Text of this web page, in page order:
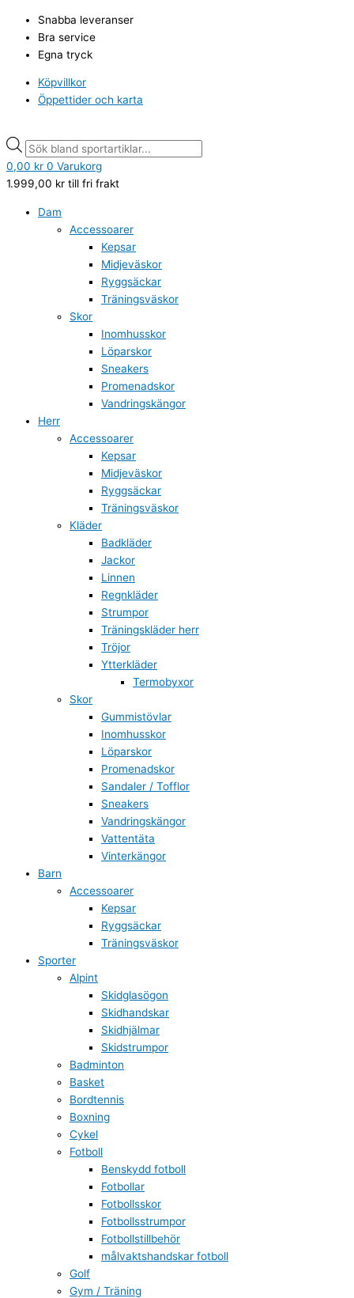
innehåll
Snabba leveranser
Bra service
Egna tryck
Köpvillkor
Öppettider och karta
search
0,00 kr 0 Varukorg
1.999,00 kr till fri frakt
Dam
Accessoarer
Kepsar
Midjeväskor
Ryggsäckar
Träningsväskor
Skor
Inomhusskor
Löparskor
Sneakers
Promenadskor
Vandringskängor
Herr
Accessoarer
Kepsar
Midjeväskor
Ryggsäckar
Träningsväskor
Kläder
Badkläder
Jackor
Linnen
Regnkläder
Strumpor
Träningskläder herr
Tröjor
Ytterkläder
Termobyxor
Skor
Gummistövlar
Inomhusskor
Löparskor
Promenadskor
Sandaler / Tofflor
Sneakers
Vandringskängor
Vattentäta
Vinterkängor
Barn
Accessoarer
Kepsar
Ryggsäckar
Träningsväskor
Sporter
Alpint
Skidglasögon
Skidhandskar
Skidhjälmar
Skidstrumpor
Badminton
Basket
Bordtennis
Boxning
Cykel
Fotboll
Benskydd fotboll
Fotbollar
Fotbollsskor
Fotbollsstrumpor
Fotbollstillbehör
målvaktshandskar fotboll
Golf
Gym / Träning
search
mjukisbyxor
utan
mudd
mängd